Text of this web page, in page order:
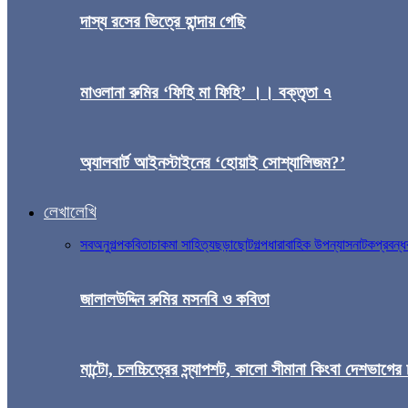
দাস্য রসের ভিত্রে হান্দায় গেছি
মাওলানা রুমির ‘ফিহি মা ফিহি’ ।। বক্তৃতা ৭
অ্যালবার্ট আইনস্টাইনের ‘হোয়াই সোশ্যালিজম?’
লেখালেখি
সবঅনুগল্পকবিতাচাকমা সাহিত্যছড়াছোটগল্পধারাবাহিক উপন্যাসনাটকপ্রবন্ধ
জালালউদ্দিন রুমির মসনবি ও কবিতা
মান্টো, চলচ্চিত্রের স্ন্যাপশট, কালো সীমানা কিংবা দেশভাগের